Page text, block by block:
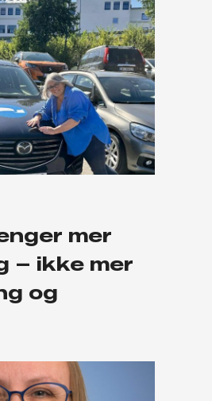
mer
– ikke mer
og